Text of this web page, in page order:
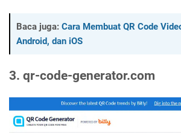
Baca juga: Cara Membuat QR Code
Android, dan iOS
3. qr-code-generator.com